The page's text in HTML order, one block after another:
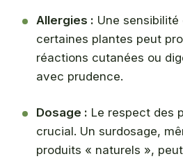
Allergies : Une sensibilité
certaines plantes peut
réactions cutanées ou
avec prudence.
Dosage : Le respect des
crucial. Un surdosage,
produits « naturels »,